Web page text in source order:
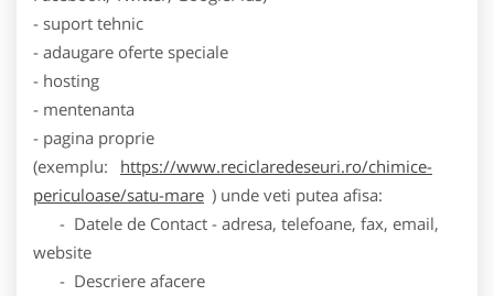
- suport tehnic
- adaugare oferte speciale
- hosting
- mentenanta
- pagina proprie
(exemplu:
https://www.reciclaredeseuri.ro/chimice-
periculoase/satu-mare ) unde veti putea afisa:
- Datele de Contact - adresa, telefoane, fax, email,
website
- Descriere afacere